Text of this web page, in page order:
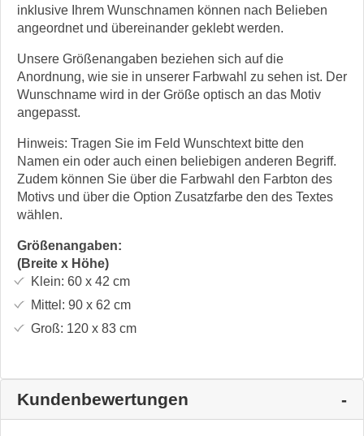
inklusive Ihrem Wunschnamen können nach Belieben
angeordnet und übereinander geklebt werden.
Unsere Größenangaben beziehen sich auf die
Anordnung, wie sie in unserer Farbwahl zu sehen ist. Der
Wunschname wird in der Größe optisch an das Motiv
angepasst.
Hinweis: Tragen Sie im Feld Wunschtext bitte den
Namen ein oder auch einen beliebigen anderen Begriff.
Zudem können Sie über die Farbwahl den Farbton des
Motivs und über die Option Zusatzfarbe den des Textes
wählen.
Größenangaben:
(Breite x Höhe)
Klein: 60 x 42 cm
Mittel: 90 x 62 cm
Groß: 120 x 83cm
Kundenbewertungen